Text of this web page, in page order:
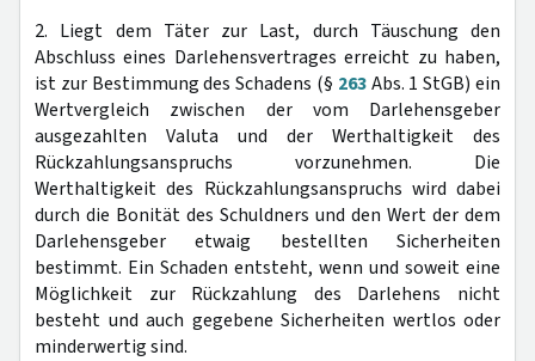
2. Liegt dem Täter zur Last, durch Täuschung den
Abschluss eines Darlehensvertrages erreicht zu haben,
ist zur Bestimmung des Schadens (§ 263Abs. 1 StGB) ein
Wertvergleich zwischen der vom Darlehensgeber
ausgezahlten Valuta und der Werthaltigkeit des
Rückzahlungsanspruchs vorzunehmen. Die
Werthaltigkeit des Rückzahlungsanspruchs wird dabei
durch die Bonität des Schuldners und den Wert der dem
Darlehensgeber etwaig bestellten Sicherheiten
bestimmt. Ein Schaden entsteht, wenn und soweit eine
Möglichkeit zur Rückzahlung des Darlehens nicht
besteht und auch gegebene Sicherheiten wertlos oder
minderwertig sind.